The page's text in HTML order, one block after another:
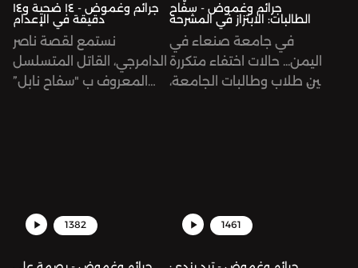
جرائم وغموض - ١٤ ضحية و١٤
دقيقة في الإعدام
نستمع لقصة ناصر
الدامرجي، القاتل المتسلسل
المعروف ب "سفاح نابل”
جرائم وغموض - سفّاح
الطالبات: الابتزاز في المشرحة
في جامعة صنعاء في
اليمن... حالات اختفاء متكررة
بين طلاب وطالبات الجامعة،
1382 1461